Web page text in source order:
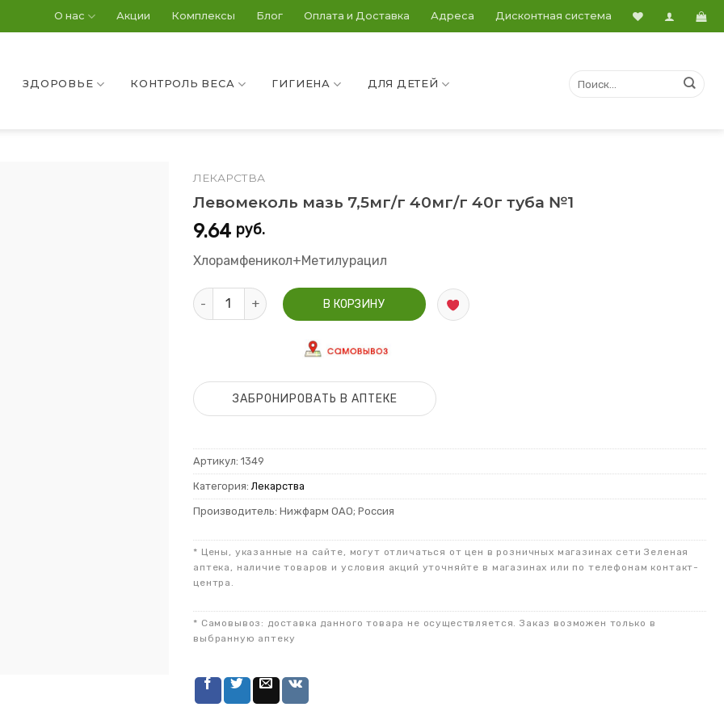
О нас Акции Комплексы Блог Оплата и Доставка Адреса Дисконтная система
ЗДОРОВЬЕ КОНТРОЛЬ ВЕСА ГИГИЕНА ДЛЯ ДЕТЕЙ
ЛЕКАРСТВА
Левомеколь мазь 7,5мг/г 40мг/г 40г туба №1
9.64 руб.
Хлорамфеникол+Метилурацил
Количество Левомеколь мазь 7,5мг/г 40мг/г 40г туба №1
В КОРЗИНУ
ЗАБРОНИРОВАТЬ В АПТЕКЕ
Артикул: 1349
Категория:Лекарства
Производитель: Нижфарм ОАО; Россия
* Цены, указанные на сайте, могут отличаться от цен в розничных магазинах сети Зеленая
аптека, наличие товаров и условия акций уточняйте в магазинах или по телефонам контакт-
центра.
* Самовывоз: доставка данного товара не осуществляется. Заказ возможен только в
выбранную аптеку